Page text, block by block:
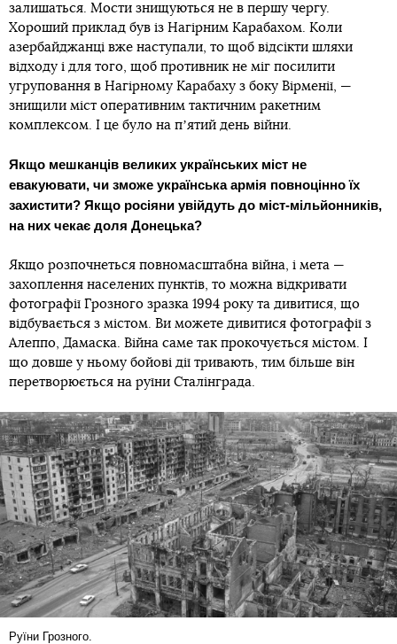
залишаться. Мости знищуються не в першу чергу.
Хороший приклад був із Нагірним Карабахом. Коли
азербайджанці вже наступали, то щоб відсікти шляхи
відходу і для того, щоб противник не міг посилити
угруповання в Нагірному Карабаху з боку Вірменії, —
знищили міст оперативним тактичним ракетним
комплексом. І це було на пʼятий день війни.
Якщо мешканців великих українських міст не
евакуювати, чи зможе українська армія повноцінно їх
захистити? Якщо росіяни увійдуть до міст-мільйонників,
на них чекає доля Донецька?
Якщо розпочнеться повномасштабна війна, і мета —
захоплення населених пунктів, то можна відкривати
фотографії Грозного зразка 1994 року та дивитися, що
відбувається з містом. Ви можете дивитися фотографії з
Алеппо, Дамаска. Війна саме так прокочується містом. І
що довше у ньому бойові дії тривають, тим більше він
перетворюється на руїни Сталінграда.
Руїни Грозного.